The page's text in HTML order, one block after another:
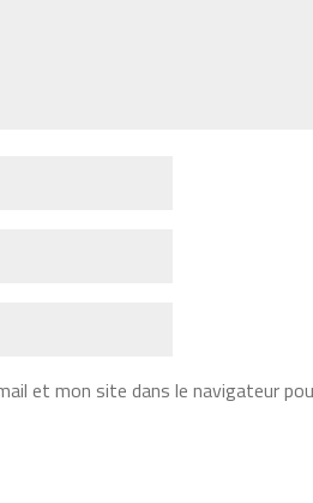
et mon site dans le navigateur